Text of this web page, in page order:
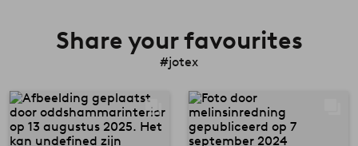
Share your favourites
#jotex